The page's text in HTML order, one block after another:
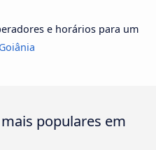
e horários para um
populares em